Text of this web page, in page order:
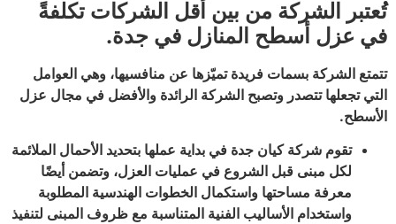
تُعتبر الشركة من بين أقل الشركات تكلفةً
في عزل أسطح المنازل في جدة.
تتمتع الشركة بسمات فريدة تميّزها عن منافسيها، وهي العوامل
التي تجعلها تتصدر وتصبح الشركة الرائدة والأفضل في مجال عزل
الأسطح.
تقوم شركة كيان جدة في بداية عملها بتحديد الأحمال الملائمة
لكل مبنى قبل الشروع في عمليات العزل، وتضمن أيضًا
معرفة مساحتها واستكمال الخطوات الهندسية المطلوبة
واستخدام الأساليب الفنية المتناسبة مع ظروف المبنى لتنفيذ